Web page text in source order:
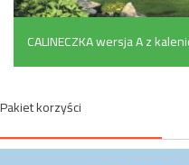
CALINECZKA wersja A z
(136 m²)
Pakiet korzyści